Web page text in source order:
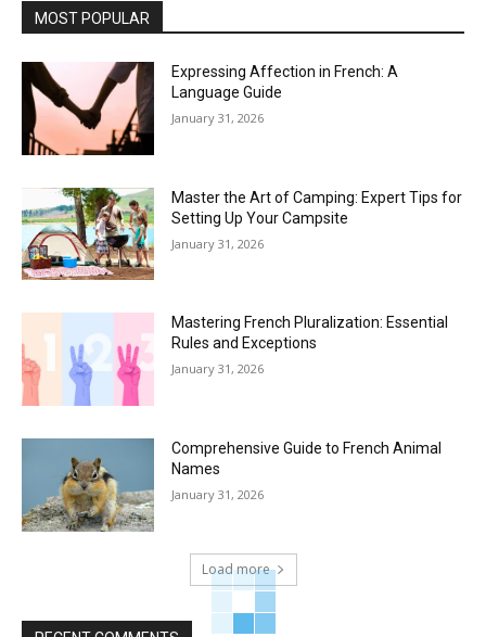
MOST POPULAR
Expressing Affection in French: A
Language Guide
January 31, 2026
Master the Art of Camping: Expert Tips for
Setting Up Your Campsite
January 31, 2026
Mastering French Pluralization: Essential
Rules and Exceptions
January 31, 2026
Comprehensive Guide to French Animal
Names
January 31, 2026
Load more